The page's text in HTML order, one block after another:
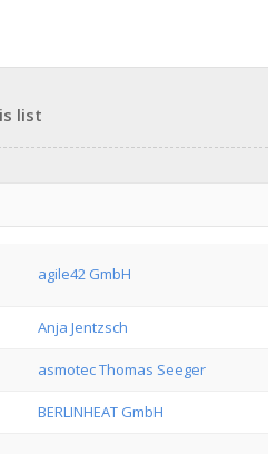
list
agile42 GmbH
Anja Jentzsch
asmotec Thomas Seeger
BERLINHEAT GmbH